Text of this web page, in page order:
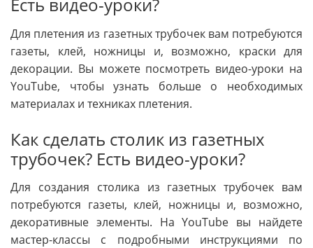
Есть видео-уроки?
Для плетения из газетных трубочек вам потребуются
газеты, клей, ножницы и, возможно, краски для
декорации. Вы можете посмотреть видео-уроки на
YouTube, чтобы узнать больше о необходимых
материалах и техниках плетения.
Как сделать столик из газетных
трубочек? Есть видео-уроки?
Для создания столика из газетных трубочек вам
потребуются газеты, клей, ножницы и, возможно,
декоративные элементы. На YouTube вы найдете
мастер-классы с подробными инструкциями по